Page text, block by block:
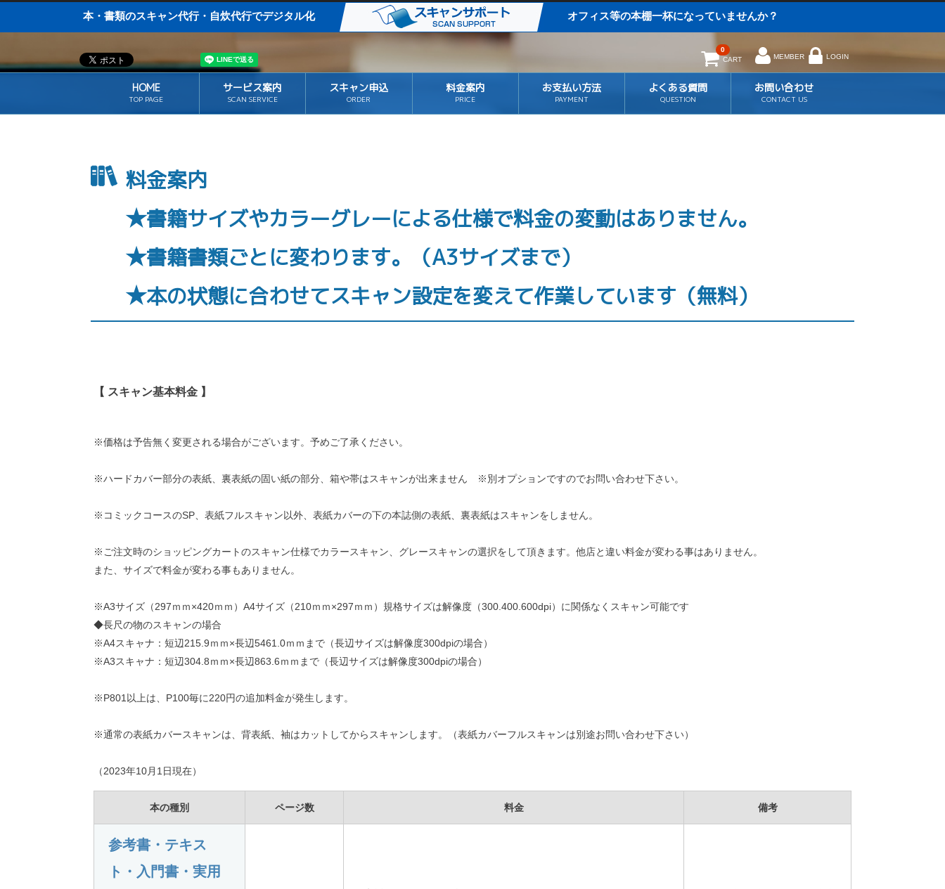
本・書類のスキャン代行・自炊代行でデジタル化 オフィス等の本棚一杯になっていませんか？
MEMBER LOGIN
CART
0
HOME
TOP PAGE
サービス案内
SCAN SERVICE
スキャン申込
ORDER
料金案内
PRICE
お支払い方法
PAYMENT
よくある質問
QUESTION
お問い合わせ
CONTACT US
料金案内
★書籍サイズやカラーグレーによる仕様で料金の変動はありません。
★書籍書類ごとに変わります。（A3サイズまで）
★本の状態に合わせてスキャン設定を変えて作業しています（無料）
【 スキャン基本料金 】
※価格は予告無く変更される場合がございます。予めご了承ください。
※ハードカバー部分の表紙、裏表紙の固い紙の部分、箱や帯はスキャンが出来ません ※別オプションですのでお問い合わせ下さい。
※コミックコースのSP、表紙フルスキャン以外、表紙カバーの下の本誌側の表紙、裏表紙はスキャンをしません。
※ご注文時のショッピングカートのスキャン仕様でカラースキャン、グレースキャンの選択をして頂きます。他店と違い料金が変わる事はありません。
また、サイズで料金が変わる事もありません。
※A3サイズ（297ｍｍ×420ｍｍ）A4サイズ（210ｍｍ×297ｍｍ）規格サイズは解像度（300.400.600dpi）に関係なくスキャン可能です
◆長尺の物のスキャンの場合
※A4スキャナ：短辺215.9ｍｍ×長辺5461.0ｍｍまで（長辺サイズは解像度300dpiの場合）
※A3スキャナ：短辺304.8ｍｍ×長辺863.6ｍｍまで（長辺サイズは解像度300dpiの場合）
※P801以上は、P100毎に220円の追加料金が発生します。
※通常の表紙カバースキャンは、背表紙、袖はカットしてからスキャンします。（表紙カバーフルスキャンは別途お問い合わせ下さい）
（2023年10月1日現在）
本の種別 ページ数 料金 備考
参考書・テキス
ト・入門書・実用